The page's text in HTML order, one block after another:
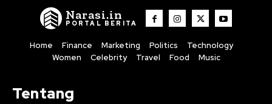
Narasi.in
PORTAL BERITA
Home Finance Marketing Politics
Technology
Women
Celebrity Travel Food Music
Tentang